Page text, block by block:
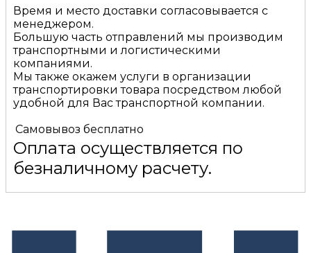
Время и место доставки согласовывается с
менеджером.
Большую часть отправлений мы производим
транспортными и логистическими
компаниями.
Мы также окажем услуги в организации
транспортировки товара посредством любой
удобной для Вас транспортной компании.
Самовывоз бесплатно
Оплата осуществляется по
безналичному расчету.